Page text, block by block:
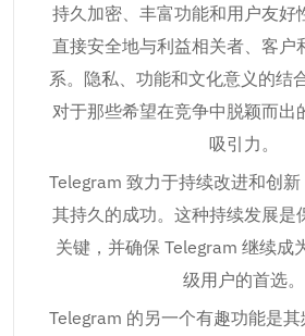
持久加密、丰富功能和用户友好
直接安全地与利益相关者、客户
系。隐私、功能和文化意义的结
对于那些希望在竞争中脱颖而出
吸引力。
Telegram 致力于持续改进和创
其持久的成功。这种持续发展是
关键，并确保 Telegram 继续成
级用户的首选。
Telegram 的另一个有趣功能是